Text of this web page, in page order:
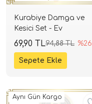
Kurabiye Damga ve
Kesici Set - Ev
94,88 TL %26
69,90 TL
Aynı Gün Kargo